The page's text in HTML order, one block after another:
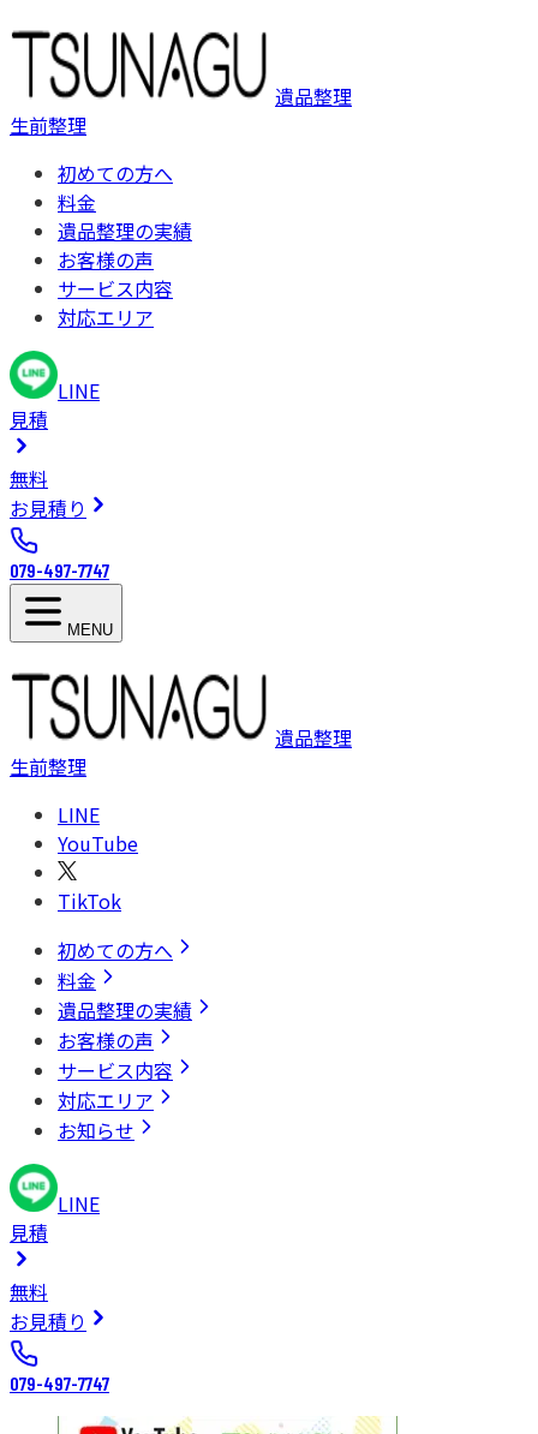
遺品整理
生前整理
初めての方へ
料金
遺品整理の実績
お客様の声
サービス内容
対応エリア
LINE
見積
無料
お見積り
079-497-7747
MENU
遺品整理
生前整理
LINE
YouTube
TikTok
初めての方へ
料金
遺品整理の実績
お客様の声
サービス内容
対応エリア
お知らせ
LINE
見積
無料
お見積り
079-497-7747